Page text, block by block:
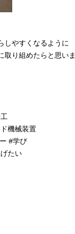
しやすくなるように
取り組めたらと思い
機械装置
#学び
たい